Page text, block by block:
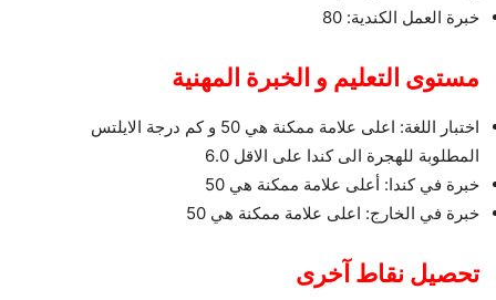
خبرة العمل الكندية: 80
مستوى التعليم و الخبرة المهنية
اختبار اللغة: اعلى علامة ممكنة هي 50 و كم درجة الايلتس
المطلوبة للهجرة الى كندا على الاقل 6.0
خبرة في كندا: أعلى علامة ممكنة هي 50
خبرة في الخارج: اعلى علامة ممكنة هي 50
تحصيل نقاط آخرى